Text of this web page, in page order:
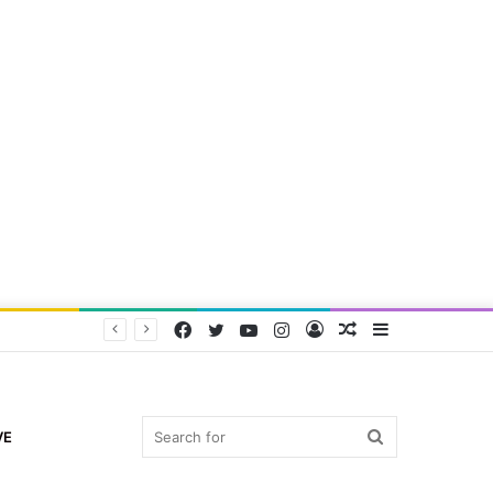
Random
Log
Instagram
YouTube
Twitter
Facebook